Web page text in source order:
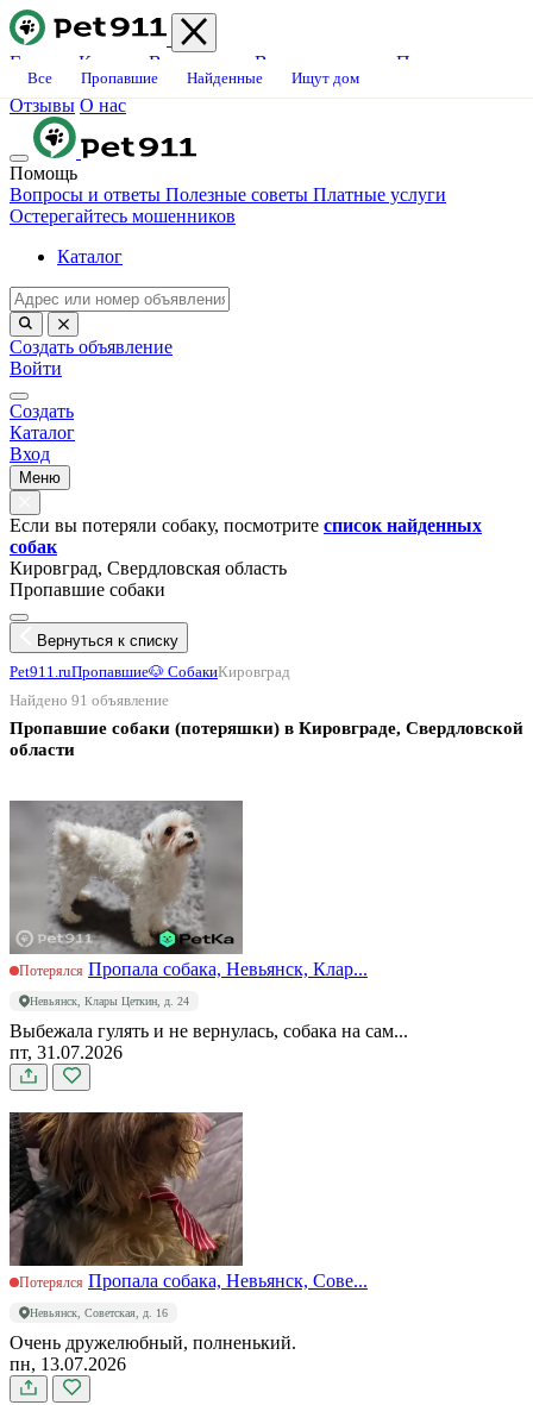
Главная Каталог Ветклиники Вопросы-ответы
Платные
услуги
Блог Свяжитесь с нами Станьте волонтёром
Отзывы О нас
Помощь
Вопросы и ответы Полезные советы Платные услуги
Остерегайтесь мошенников
Каталог
Создать объявление
Войти
Создать
Каталог
Вход
Меню
Если вы потеряли собаку, посмотрите список найденных
собак
Кировград, Свердловская область
Пропавшие собаки
Все Пропавшие Найденные Ищут дом
Вернуться к списку
Pet911.ruПропавшие🐶 СобакиКировград
Найдено 91 объявление
Пропавшие собаки (потеряшки) в Кировграде, Свердловской
области
Потерялся Пропала собака, Невьянск, Клар...
Невьянск, Клары Цеткин, д. 24
Выбежала гулять и не вернулась, собака на сам...
пт, 31.07.2026
Потерялся Пропала собака, Невьянск, Сове...
Невьянск, Советская, д. 16
Очень дружелюбный, полненький.
пн, 13.07.2026